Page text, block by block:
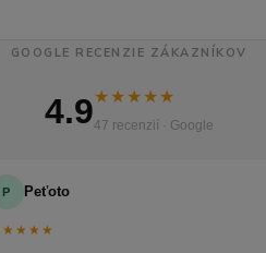
GOOGLE RECENZIE ZÁKAZNÍKOV
4.9★★★★★
47 recenzií · Google
P Peťoto